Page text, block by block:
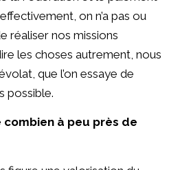
on n’a pas ou
réaliser nos missions
les choses autrement, nous
que l’on essaye de
possible.
à peu près de